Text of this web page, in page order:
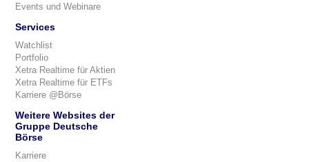
Events und Webinare
Services
Watchlist
Portfolio
Xetra Realtime für Aktien
Xetra Realtime für ETFs
Karriere @Börse
Weitere Websites der
Gruppe Deutsche
Börse
Karriere